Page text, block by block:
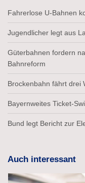
Fahrerlose U-Bahnen
Jugendlicher legt aus
Güterbahnen fordern
Bahnreform
Brockenbahn fährt drei
Bayernweites Ticket-
Bund legt Bericht zur
Auch interessant